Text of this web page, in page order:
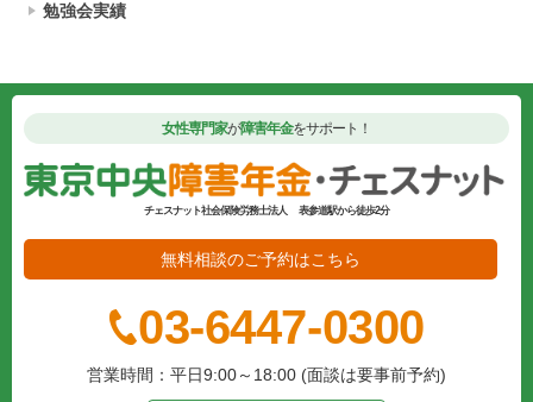
勉強会実績
女性専門家が障害年金をサポート！
チェスナット社会保険労務士法人 表参道駅から徒歩2分
無料相談のご予約はこちら
03-6447-0300
営業時間：平日9:00～18:00 (面談は要事前予約)